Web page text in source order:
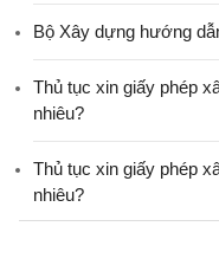
Bộ Xây dựng hướng
Thủ tục xin giấy phép
nhiêu?
Thủ tục xin giấy phép
nhiêu?